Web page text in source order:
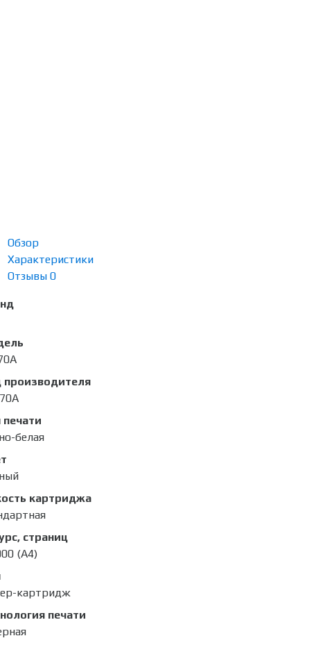
Обзор
Характеристики
Отзывы 0
производителя
печати
белая
картриджа
страниц
(А4)
картридж
печати